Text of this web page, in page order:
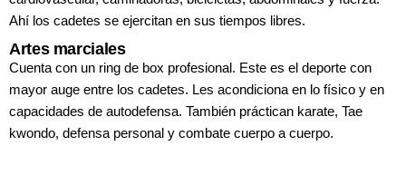
Ahí los cadetes se ejercitan en sus tiempos libres.
Artes marciales
Cuenta con un ring de box profesional. Este es el deporte con
mayor auge entre los cadetes. Les acondiciona en lo físico y en
capacidades de autodefensa. También práctican karate, Tae
kwondo, defensa personal y combate cuerpo a cuerpo.